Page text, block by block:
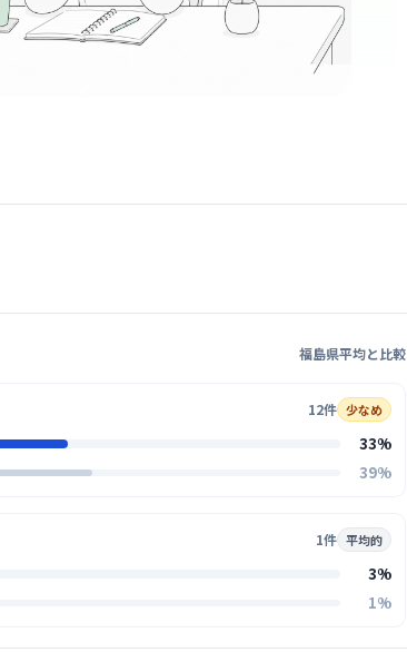
最寄り 曽根田駅周辺
一般財団法人大原記念財団
130年以上の長い歴史を誇る病院で、地域住民の方々から
「大原さん」と親しまれる厚い信頼があります。
医療法人五光会
福島県平均と比較
12件 少なめ
33%
39%
1件 平均的
3%
1%